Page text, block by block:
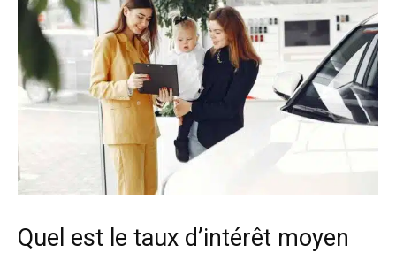
Quel est le taux d’intérêt moyen